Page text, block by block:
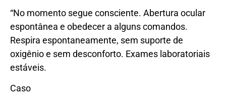
“No momento segue consciente. Abertura ocular
espontânea e obedecer a alguns comandos.
Respira espontaneamente, sem suporte de
oxigênio e sem desconforto. Exames laboratoriais
estáveis.
Caso